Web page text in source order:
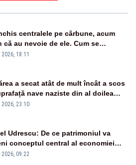
centralele pe cărbune, acum
că au nevoie de ele. Cum se
vina în plină criză energetică
18:11
a secat atât de mult încât a scos
nave naziste din al doilea
mondial
2026, 23:10
Udrescu: De ce patrimoniul va
conceptul central al economiei
09:22